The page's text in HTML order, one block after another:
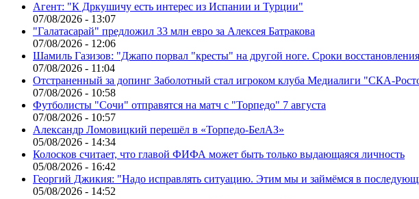
Агент: "К Дркушичу есть интерес из Испании и Турции"
07/08/2026 - 13:07
"Галатасарай" предложил 33 млн евро за Алексея Батракова
07/08/2026 - 12:06
Шамиль Газизов: "Джапо порвал "кресты" на другой ноге. Сроки
07/08/2026 - 11:04
Отстраненный за допинг Заболотный стал игроком клуба Медиалиги "СКА-
07/08/2026 - 10:58
Футболисты "Сочи" отправятся на матч с "Торпедо" 7 августа
07/08/2026 - 10:57
Александр Ломовицкий перешёл в «Торпедо-БелАЗ»
05/08/2026 - 14:34
Колосков считает, что главой ФИФА может быть только выдающаяся личность
05/08/2026 - 16:42
Георгий Джикия: "Надо исправлять ситуацию. Этим мы и займёмся в
05/08/2026 - 14:52